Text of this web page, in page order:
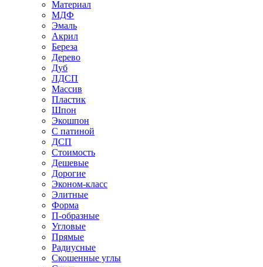
Материал
МДФ
Эмаль
Акрил
Береза
Дерево
Дуб
ЛДСП
Массив
Пластик
Шпон
Экошпон
С патиной
ДСП
Стоимость
Дешевые
Дорогие
Эконом-класс
Элитные
Форма
П-образные
Угловые
Прямые
Радиусные
Скошенные углы